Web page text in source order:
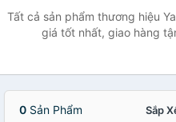
Tất cả sản phẩm thương hiệu
giá tốt nhất, giao hàng
0 Sản Phẩm Sắp